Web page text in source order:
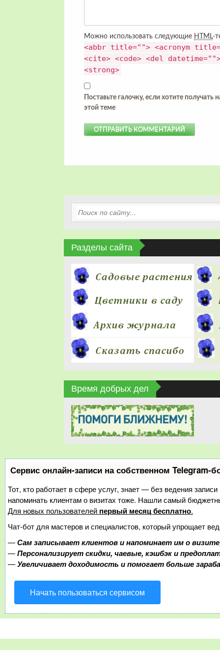
Можно использовать следующие HTML-
<abbr title=""> <acronym
<cite> <code> <del
<strong>
Поставьте галочку, если хотите
этой теме
Разделы сайта
Время добрых дел
Сервис онлайн-записи на собственном Telegram-
Тот, кто работает в сфере услуг, знает — без ведения
напоминать клиентам о визитах тоже. Нашли самый
Для новых пользователей первый месяц бесплатно.
Чат-бот для мастеров и специалистов, который упрощает
—Сам записывает клиентов и напоминает им о
—Персонализирует скидки, чаевые, кэшбэк и
—Увеличивает доходимость и помогает больше
Начать пользоваться сервисом